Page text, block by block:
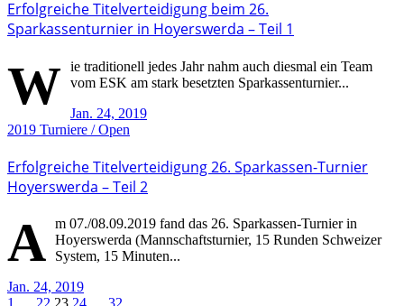
Erfolgreiche Titelverteidigung beim 26.
Sparkassenturnier in Hoyerswerda – Teil 1
W
ie traditionell jedes Jahr nahm auch diesmal ein Team
vom ESK am stark besetzten Sparkassenturnier...
Jan. 24, 2019
2019 Turniere / Open
Erfolgreiche Titelverteidigung 26. Sparkassen-Turnier
Hoyerswerda – Teil 2
A m 07./08.09.2019 fand das 26. Sparkassen-Turnier in
Hoyerswerda (Mannschaftsturnier, 15 Runden Schweizer
System, 15 Minuten...
Jan. 24, 2019